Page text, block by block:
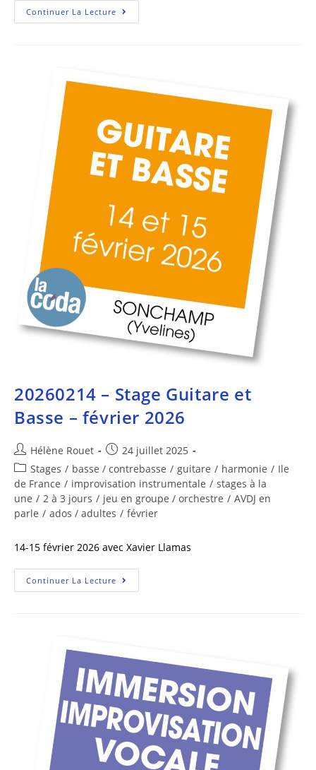
Continuer La Lecture
20260214 – Stage Guitare et
Basse – février 2026
Hélène Rouet
24 juillet 2025
Stages / basse / contrebasse / guitare / harmonie / Ile
de France / improvisation instrumentale / stages à la
une / 2 à 3 jours / jeu en groupe / orchestre / AVDJ en
parle / ados / adultes / février
14-15 février 2026 avec Xavier Llamas
Continuer La Lecture